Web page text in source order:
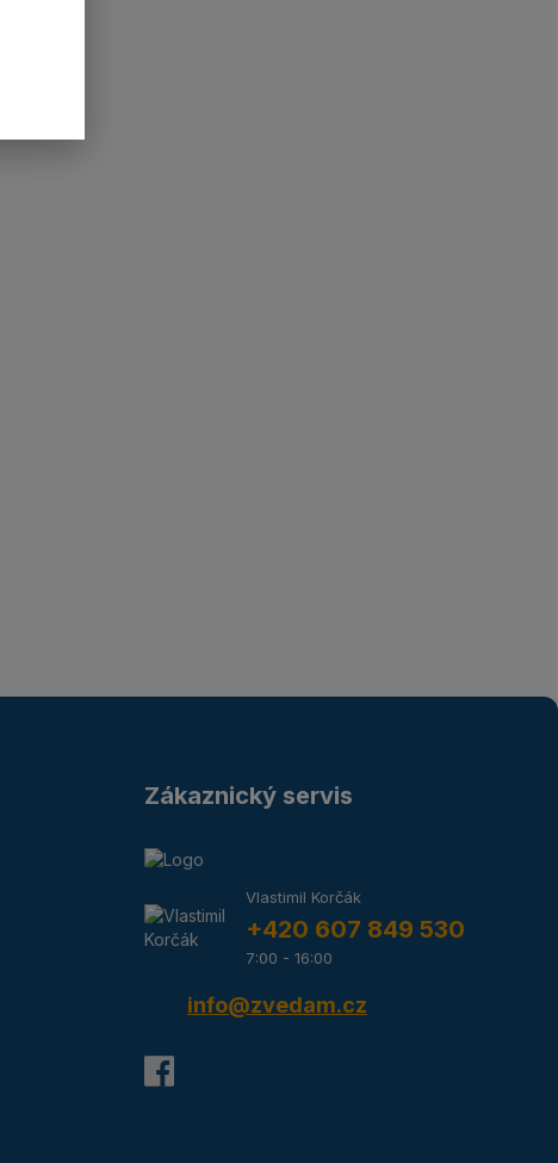
Zákaznický servis
Vlastimil Korčák
+420 607 849 530
7:00 - 16:00
info@zvedam.cz